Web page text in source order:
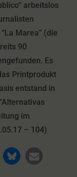
arbeitslos
Marea” (die
90
Es
Printprodukt
entstand in
im
– 104)